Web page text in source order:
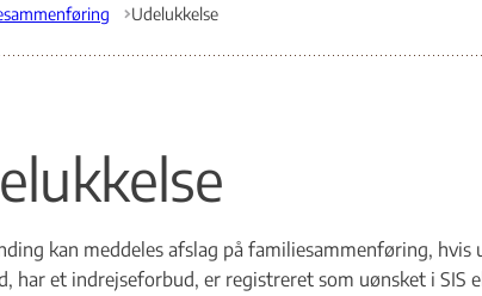
Udelukkelse
kan meddeles afslag på familiesammenføring,
har et indrejseforbud, er registreret som uønsket i